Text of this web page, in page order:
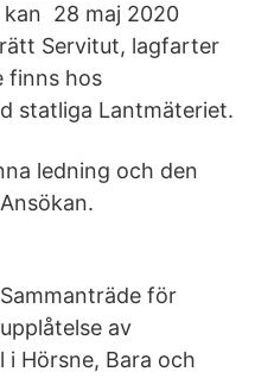
28 maj 2020
Servitut, lagfarter
finns hos
statliga Lantmäteriet.
ledning och den
Sammanträde för
upplåtelse av
Hörsne, Bara och